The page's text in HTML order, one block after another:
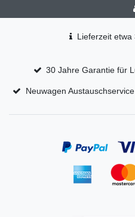
Lieferzeit etwa
30 Jahre Garantie für
Neuwagen